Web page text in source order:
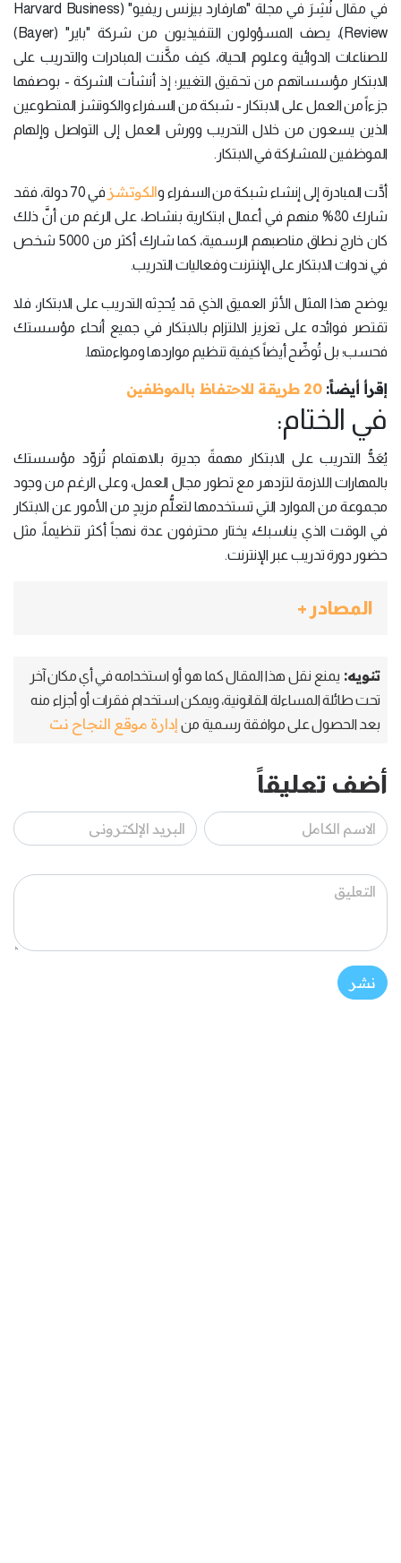
في مقال نُشِرَ في مجلة "هارفارد بيزنس ريفيو" (Harvard Business
Review)، يصف المسؤولون التنفيذيون من شركة "باير" (Bayer)
للصناعات الدوائية وعلوم الحياة، كيف مكَّنت المبادرات والتدريب على
الابتكار مؤسساتهم من تحقيق التغيير؛ إذ أنشأت الشركة - بوصفها
جزءاً من العمل على الابتكار - شبكة من السفراء والكوتشز المتطوعين
الذين يسعون من خلال التدريب وورش العمل إلى التواصل وإلهام
الموظفين للمشاركة في الابتكار.
أدَّت المبادرة إلى إنشاء شبكة من السفراء والكوتشز
في 70 دولة، فقد
شارك 80% منهم في أعمال ابتكارية بنشاط، على الرغم من أنَّ ذلك
كان خارج نطاق مناصبهم الرسمية، كما شارك أكثر من 5000 شخص
في ندوات الابتكار على الإنترنت وفعاليات التدريب.
يوضح هذا المثال الأثر العميق الذي قد يُحدِثه التدريب على الابتكار، فلا
تقتصر فوائده على تعزيز الالتزام بالابتكار في جميع أنحاء مؤسستك
فحسب؛ بل تُوضِّح أيضاً كيفية تنظيم مواردها ومواءمتها.
إقرأ أيضاً:20 طريقة للاحتفاظ بالموظفين
في الختام:
يُعَدُّ التدريب على الابتكار مهمةً جديرة بالاهتمام تُزوِّد مؤسستك
بالمهارات اللازمة لتزدهر مع تطور مجال العمل، وعلى الرغم من وجود
مجموعة من الموارد التي تستخدمها لتعلُّم مزيدٍ من الأمور عن الابتكار
في الوقت الذي يناسبك، يختار محترفون عدة نهجاً أكثر تنظيماً، مثل
حضور دورة تدريب عبر الإنترنت.
المصادر +
تنويه: يمنع نقل هذا المقال كما هو أو استخدامه في أي مكان آخر
تحت طائلة المساءلة القانونية، ويمكن استخدام فقرات أو أجزاء منه
بعد الحصول على موافقة رسمية من إدارة موقع النجاح نت
أضف تعليقاً
نشر